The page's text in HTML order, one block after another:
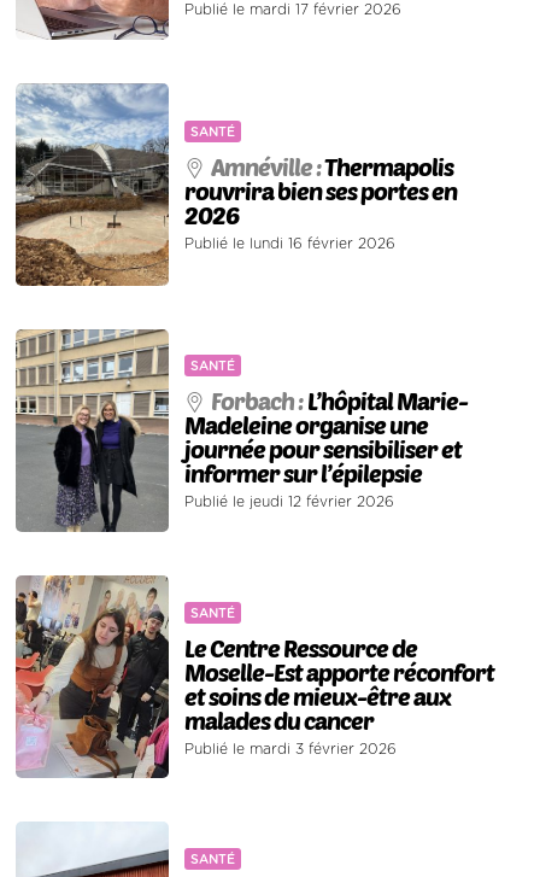
Publié le mardi 17 février 2026
SANTÉ
Amnéville :Thermapolis
rouvrira bien ses portes en
2026
Publié le lundi 16 février 2026
SANTÉ
Forbach :L’hôpital Marie-
Madeleine organise une
journée pour sensibiliser et
informer sur l’épilepsie
Publié le jeudi 12 février 2026
SANTÉ
Le Centre Ressource de
Moselle-Est apporte réconfort
et soins de mieux-être aux
malades du cancer
Publié le mardi 3 février 2026
SANTÉ